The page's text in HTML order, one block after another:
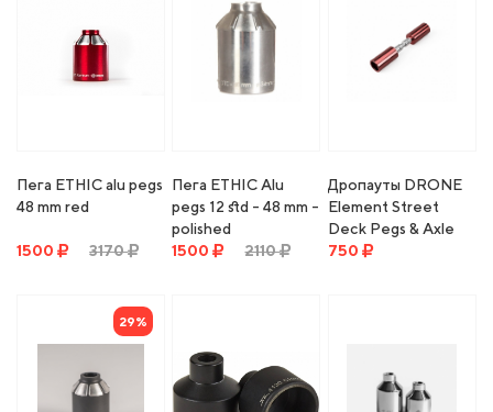
Пега ETHIC alu pegs
48 mm red
1500 3170
Пега ETHIC Alu
pegs 12 std - 48 mm -
polished
1500
2110
Дропауты DRONE
Element Street
Deck Pegs & Axle
5.0
750
29%